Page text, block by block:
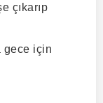
çıkarıp
gece için